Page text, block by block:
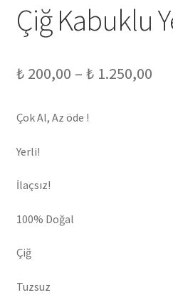
Çiğ Kabuklu
₺200,00 – ₺1.250,00
Çok Al, Az öde !
Yerli!
İlaçsız!
100% Doğal
Çiğ
Tuzsuz